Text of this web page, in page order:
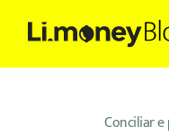
Conciliar